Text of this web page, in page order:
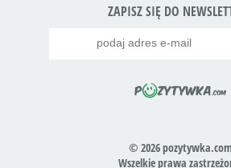
ZAPISZ SIĘ DO
© 2026
Wszelkie prawa